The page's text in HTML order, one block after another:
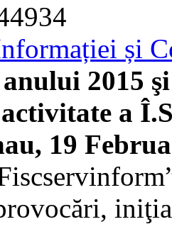
și
2015
a
19